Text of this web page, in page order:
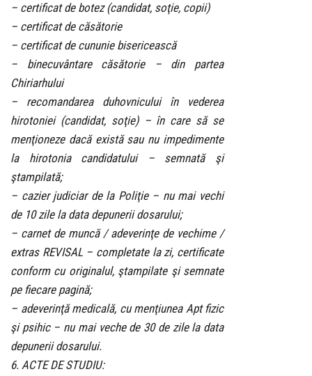
– certificat de botez (candidat, soţie, copii)
– certificat de căsătorie
– certificat de cununie bisericească
– binecuvântare căsătorie – din partea
Chiriarhului
– recomandarea duhovnicului în vederea
hirotoniei (candidat, soţie) – în care să se
menţioneze dacă există sau nu impedimente
la hirotonia candidatului – semnată şi
ştampilată;
– cazier judiciar de la Poliţie – nu mai vechi
de 10 zile la data depunerii dosarului;
– carnet de muncă / adeverinţe de vechime /
extras REVISAL – completate la zi, certificate
conform cu originalul, ştampilate şi semnate
pe fiecare pagină;
– adeverinţă medicală, cu menţiunea Apt fizic
şi psihic – nu mai veche de 30 de zile la data
depunerii dosarului.
6. ACTE DE STUDIU: